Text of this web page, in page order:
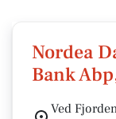
Nordea
Bank
Ved